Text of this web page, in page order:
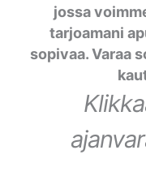
jossa
tarjoamani
sopivaa. Varaa